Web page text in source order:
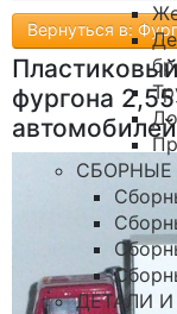
СБОРНЫЕ
ДЕТАЛИ
Вернуться в:
фургона